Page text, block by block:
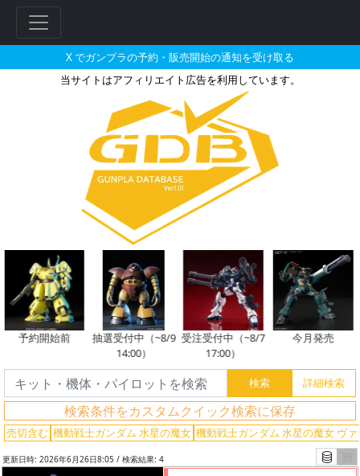
X でガンプラの予約・販売開始の通知を受け取る
当サイトはアフィリエイト広告を利用しています。
機動戦士ガンダム 水星の魔女 ヴ
予約開始前
抽選受付中（~8/9
14:00）
受注受付中（~8/7
17:00）
今月発売
検索条件をカスタムクイック検索に保存
売切含む 機動戦士ガンダム 水星の魔女 機動戦士ガンダム 水星の魔女 ヴ
ー
ワ
索
グ
更新日時: 2026年6月26日8:05 / 検索結果: 4